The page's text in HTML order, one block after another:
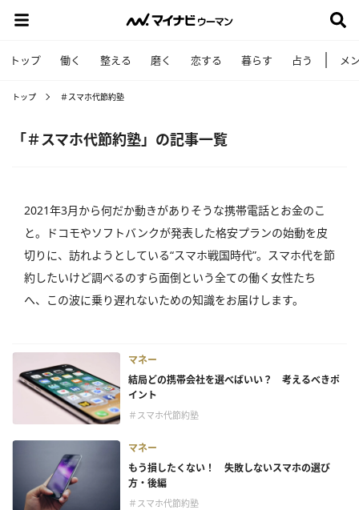
トップ 働く 整える 磨く 恋する 暮らす 占う メ
トップ ＃スマホ代節約塾
「＃スマホ代節約塾」の記事一覧
2021年3月から何だか動きがありそうな携帯電話とお金のこ
と。ドコモやソフトバンクが発表した格安プランの始動を皮
切りに、訪れようとしている“スマホ戦国時代”。スマホ代を節
約したいけど調べるのすら面倒という全ての働く女性たち
へ、この波に乗り遅れないための知識をお届けします。
マネー
結局どの携帯会社を選べばいい？ 考えるべきポ
イント
＃スマホ代節約塾
マネー
もう損したくない！ 失敗しないスマホの選び
方・後編
＃スマホ代節約塾